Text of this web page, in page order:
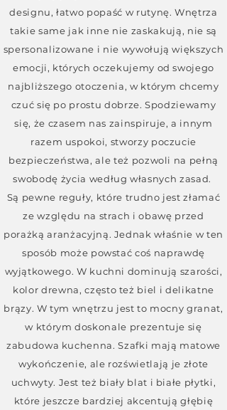
designu, łatwo popaść w rutynę. Wnętrza
takie same jak inne nie zaskakują, nie są
spersonalizowane i nie wywołują większych
emocji, których oczekujemy od swojego
najbliższego otoczenia, w którym chcemy
czuć się po prostu dobrze. Spodziewamy
się, że czasem nas zainspiruje, a innym
razem uspokoi, stworzy poczucie
bezpieczeństwa, ale też pozwoli na pełną
swobodę życia według własnych zasad.
Są pewne reguły, które trudno jest złamać
ze względu na strach i obawę przed
porażką aranżacyjną. Jednak właśnie w ten
sposób może powstać coś naprawdę
wyjątkowego. W kuchni dominują szarości,
kolor drewna, często też biel i delikatne
brązy. W tym wnętrzu jest to mocny granat,
w którym doskonale prezentuje się
zabudowa kuchenna. Szafki mają matowe
wykończenie, ale rozświetlają je złote
uchwyty. Jest też biały blat i białe płytki,
które jeszcze bardziej akcentują głębię